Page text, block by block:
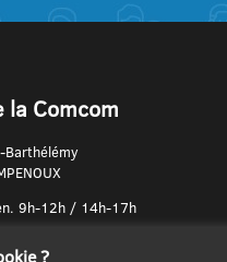
la Comcom
9h-12h / 14h-17h
?